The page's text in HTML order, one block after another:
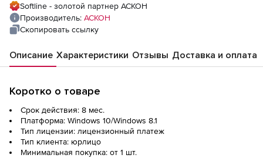
Softline - золотой партнер АСКОН
Производитель: АСКОН
Скопировать ссылку
Описание Характеристики Отзывы Доставка и оплата
Коротко о товаре
Срок действия: 8 мес.
Платформа: Windows 10/Windows 8.1
Тип лицензии: лицензионный платеж
Тип клиента: юрлицо
Минимальная покупка: от 1 шт.